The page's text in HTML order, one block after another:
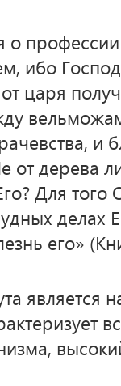
о
ибо
царя
и
от дерева
Для
делах
его»
является